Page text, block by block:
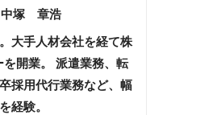
中塚 章浩
大手人材会社を経て株
開業。 派遣業務、転
採用代行業務など、幅
経験。